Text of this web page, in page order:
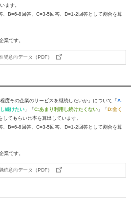
ます。
B=6-8回答、C=3-5回答、D=1-2回答として割合を算
業です。
奨意向データ（PDF）
度その企業のサービスを継続したいか」について「A:
続けたい 」「C:あまり利用し続けたくない 」「D:全く
してもらい比率を算出しています。
B=6-8回答、C=3-5回答、D=1-2回答として割合を算
業です。
続意向データ（PDF）